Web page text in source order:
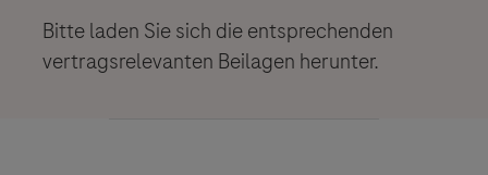
Bitte laden Sie sich die entsprechenden
vertragsrelevanten Beilagen herunter.